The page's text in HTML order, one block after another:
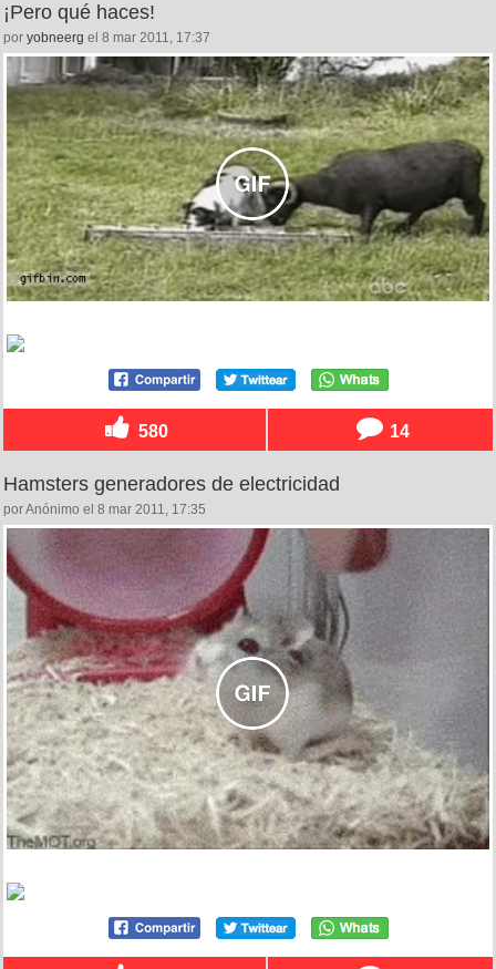
¡Pero qué haces!
por yobneerg el 8 mar 2011, 17:37
580 14
Hamsters generadores de electricidad
por Anónimo el 8 mar 2011, 17:35